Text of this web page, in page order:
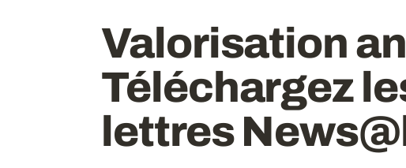
Valorisation
Téléchargez
lettres